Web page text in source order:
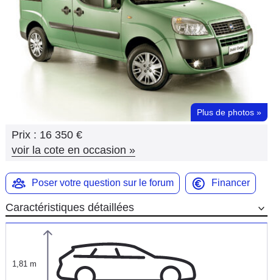
Flottes
Auto
Services
Moto
Marques
Plus de photos »
Prix : 16 350 €
voir la cote en occasion »
Poser votre question sur le forum Financer
Caractéristiques détaillées
1,81 m